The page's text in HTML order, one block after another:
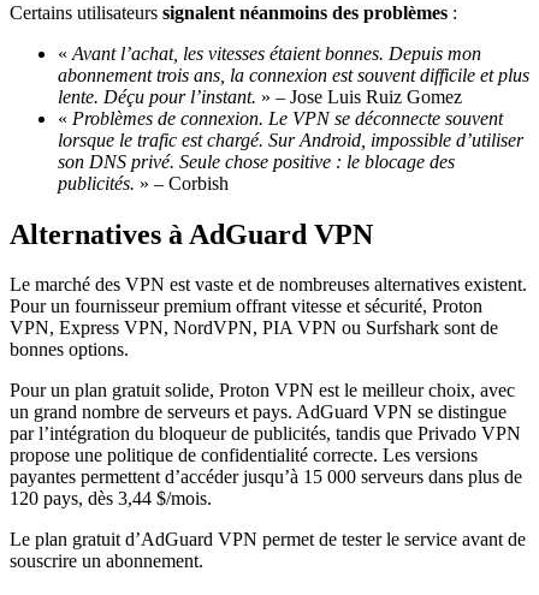
Certains utilisateurs signalent néanmoins des problèmes :
« Avant l’achat, les vitesses étaient bonnes. Depuis mon
abonnement trois ans, la connexion est souvent difficile et plus
lente. Déçu pour l’instant. » – Jose Luis Ruiz Gomez
« Problèmes de connexion. Le VPN se déconnecte souvent
lorsque le trafic est chargé. Sur Android, impossible d’utiliser
son DNS privé. Seule chose positive : le blocage des
publicités. » – Corbish
Alternatives à AdGuard VPN
Le marché des VPN est vaste et de nombreuses alternatives existent.
Pour un fournisseur premium offrant vitesse et sécurité, Proton
VPN, Express VPN, NordVPN, PIA VPN ou Surfshark sont de
bonnes options.
Pour un plan gratuit solide, Proton VPN est le meilleur choix, avec
un grand nombre de serveurs et pays. AdGuard VPN se distingue
par l’intégration du bloqueur de publicités, tandis que Privado VPN
propose une politique de confidentialité correcte. Les versions
payantes permettent d’accéder jusqu’à 15 000 serveurs dans plus de
120 pays, dès 3,44 $/mois.
Le plan gratuit d’AdGuard VPN permet de tester le service avant de
souscrire un abonnement.